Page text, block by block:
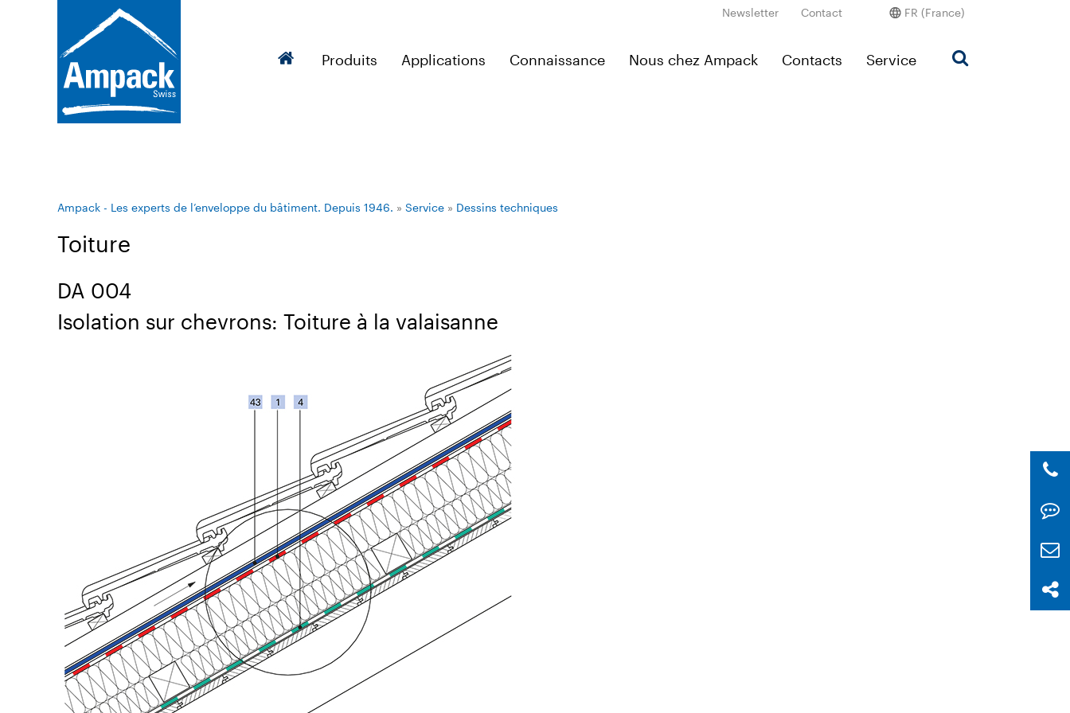
Newsletter Contact FR (France)
Produits Applications Connaissance Nous chez Ampack Contacts Service
Ampack - Les experts de l’enveloppe du bâtiment. Depuis 1946. » Service » Dessins techniques
Toiture
DA 004
Isolation sur chevrons: Toiture à la valaisanne